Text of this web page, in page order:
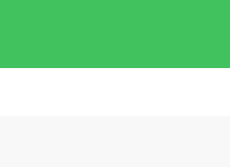
con